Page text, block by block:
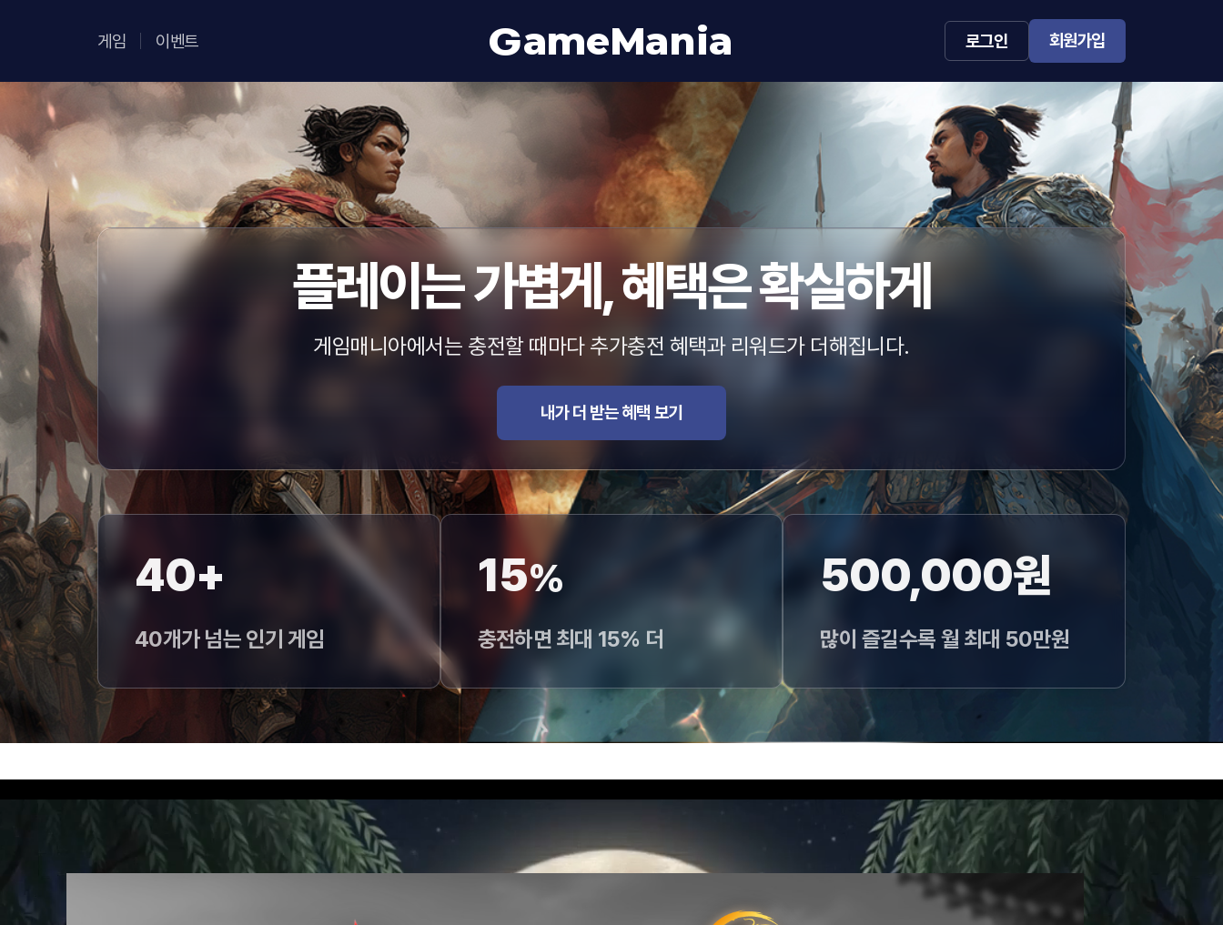
게임 이벤트 GameMania 로그인 회원가입
플레이는 가볍게, 혜택은 확실하게
게임매니아에서는 충전할 때마다 추가충전 혜택과 리워드가 더해집니다.
내가 더 받는 혜택 보기
40+
40개가 넘는 인기 게임
15%
충전하면 최대 15% 더
500,000원
많이 즐길수록 월 최대 50만원